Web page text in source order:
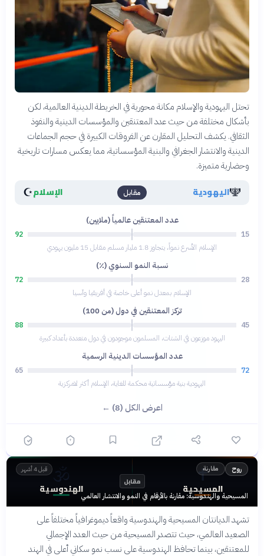
تحتل اليهودية والإسلام مكانة محورية في الخريطة الدينية العالمية، لكن
بأشكال مختلفة من حيث عدد المعتنقين والمؤسسات الدينية والنفوذ
الثقافي. يكشف التحليل المقارن عن الفروقات الكبيرة في حجم الجماعات
الدينية والانتشار الجغرافي والبنية المؤسساتية، مما يعكس مسارات تاريخية
وحضارية متميزة.
🕎اليهودية مقابل الإسلام☪️
عدد المعتنقين عالمياً (ملايين)
15
92
الإسلام الأسرع نمواً، يتجاوز 1.8 مليار مسلم مقابل 15 مليون يهودي
نسبة النمو السنوي (٪)
28
72
الإسلام بمعدل نمو أعلى خاصة في أفريقيا وآسيا
تركز المعتنقين في دول (من 100)
45
88
اليهود موزعون في الشتات، المسلمون موجودون في دول متعددة بأعداد كبيرة
عدد المؤسسات الدينية الرسمية
72
65
اليهودية بنية مؤسساتية محكمة للغاية، الإسلام أكثر لامركزية
اعرض الكل (8) ←
روح مقارنة قبل 4 أشهر ✝️
المسيحية مقابل 🕉️
الهندوسيةالمسيحية والهندوسية: مقارنة بالأرقام في النمو والانتشار العالمي
تشهد الديانتان المسيحية والهندوسية واقعاً ديموغرافياً مختلفاً على
الصعيد العالمي، حيث تتصدر المسيحية من حيث العدد الإجمالي
للمعتنقين، بينما تحافظ الهندوسية على نسب نمو سكاني أعلى في الهند